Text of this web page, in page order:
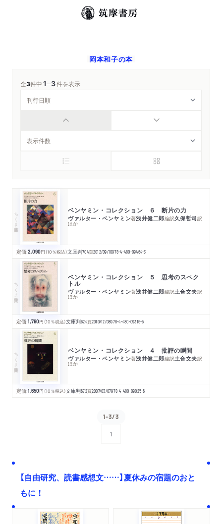
岡本和子の本
全3件中1─3件を表示
ちくま学芸文庫 ベンヤミン・コレクション ６ 断片の力
ヴァルター・ベンヤミン著浅井健二郎編訳久保哲司訳
ほか
定価:2,090円 （10％税込）文庫判704頁2012/09/10978-4-480-09464-3
ちくま学芸文庫
ベンヤミン・コレクション ５ 思考のスペク
トル
ヴァルター・ベンヤミン著浅井健二郎編訳土合文夫訳
ほか
定価:1,760円 （10％税込）文庫判624頁2010/12/08978-4-480-09316-5
ちくま学芸文庫 ベンヤミン・コレクション ４ 批評の瞬間
ヴァルター・ベンヤミン著浅井健二郎編訳土合文夫訳
ほか
定価:1,650円 （10％税込）文庫判672頁2007/03/07978-4-480-09025-6
1-3/3
1
【自由研究、読書感想文……】夏休みの宿題のおと
もに！